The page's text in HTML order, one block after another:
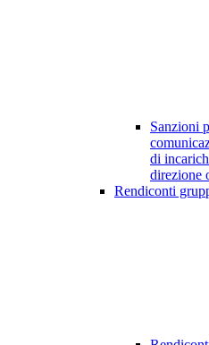
Sanzioni
di
direzione
Rendiconti